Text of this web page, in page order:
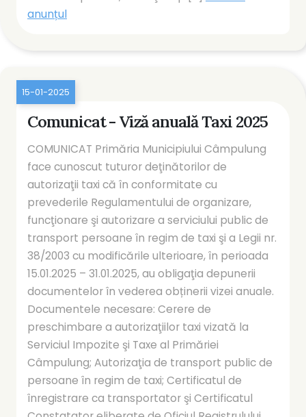
anunțul
15-01-2025
Comunicat - Viză anuală Taxi 2025
COMUNICAT Primăria Municipiului Câmpulung
face cunoscut tuturor deţinătorilor de
autorizaţii taxi că în conformitate cu
prevederile Regulamentului de organizare,
funcţionare şi autorizare a serviciului public de
transport persoane în regim de taxi şi a Legii nr.
38/2003 cu modificările ulterioare, în perioada
15.01.2025 – 31.01.2025, au obligaţia depunerii
documentelor în vederea obținerii vizei anuale.
Documentele necesare: Cerere de
preschimbare a autorizaţiilor taxi vizată la
Serviciul Impozite şi Taxe al Primăriei
Câmpulung; Autorizaţia de transport public de
persoane în regim de taxi; Certificatul de
înregistrare ca transportator şi Certificatul